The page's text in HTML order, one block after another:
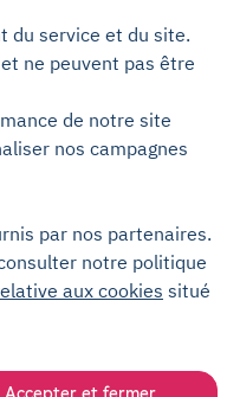
du service et du site.
ne peuvent pas être
de notre site
nos campagnes
par nos partenaires.
notre politique
aux cookies situé